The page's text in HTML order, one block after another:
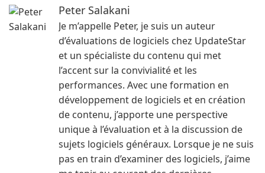
Peter Salakani
Je m’appelle Peter, je suis un auteur
d’évaluations de logiciels chez UpdateStar
et un spécialiste du contenu qui met
l’accent sur la convivialité et les
performances. Avec une formation en
développement de logiciels et en création
de contenu, j’apporte une perspective
unique à l’évaluation et à la discussion de
sujets logiciels généraux. Lorsque je ne suis
pas en train d’examiner des logiciels, j’aime